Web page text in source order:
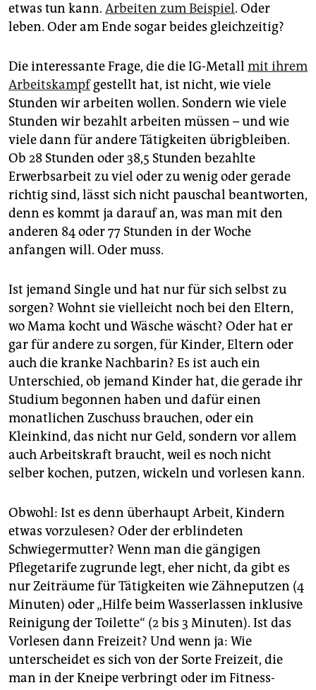
genossenschaft
etwas tun kann. Arbeiten zum Beispiel. Oder
leben. Oder am Ende sogar beides gleichzeitig?
Die interessante Frage, die die IG-Metall mit ihrem
Arbeitskampfgestellt hat, ist nicht, wie viele
Stunden wir arbeiten wollen. Sondern wie viele
Stunden wir bezahlt arbeiten müssen – und wie
viele dann für andere Tätigkeiten übrigbleiben.
Ob 28 Stunden oder 38,5 Stunden bezahlte
Erwerbsarbeit zu viel oder zu wenig oder gerade
richtig sind, lässt sich nicht pauschal beantworten,
denn es kommt ja darauf an, was man mit den
anderen 84 oder 77 Stunden in der Woche
anfangen will. Oder muss.
Ist jemand Single und hat nur für sich selbst zu
sorgen? Wohnt sie vielleicht noch bei den Eltern,
wo Mama kocht und Wäsche wäscht? Oder hat er
gar für andere zu sorgen, für Kinder, Eltern oder
auch die kranke Nachbarin? Es ist auch ein
Unterschied, ob jemand Kinder hat, die gerade ihr
Studium begonnen haben und dafür einen
monatlichen Zuschuss brauchen, oder ein
Kleinkind, das nicht nur Geld, sondern vor allem
auch Arbeitskraft braucht, weil es noch nicht
selber kochen, putzen, wickeln und vorlesen kann.
Obwohl: Ist es denn überhaupt Arbeit, Kindern
etwas vorzulesen? Oder der erblindeten
Schwiegermutter? Wenn man die gängigen
Pflegetarife zugrunde legt, eher nicht, da gibt es
nur Zeiträume für Tätigkeiten wie Zähneputzen (4
Minuten) oder „Hilfe beim Wasserlassen inklusive
Reinigung der Toilette“ (2 bis 3 Minuten). Ist das
Vorlesen dann Freizeit? Und wenn ja: Wie
unterscheidet es sich von der Sorte Freizeit, die
man in der Kneipe verbringt oder im Fitness-